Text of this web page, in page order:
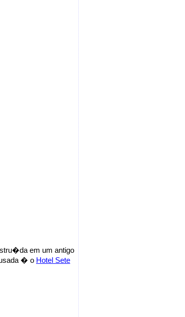
em um antigo
� o Hotel Sete